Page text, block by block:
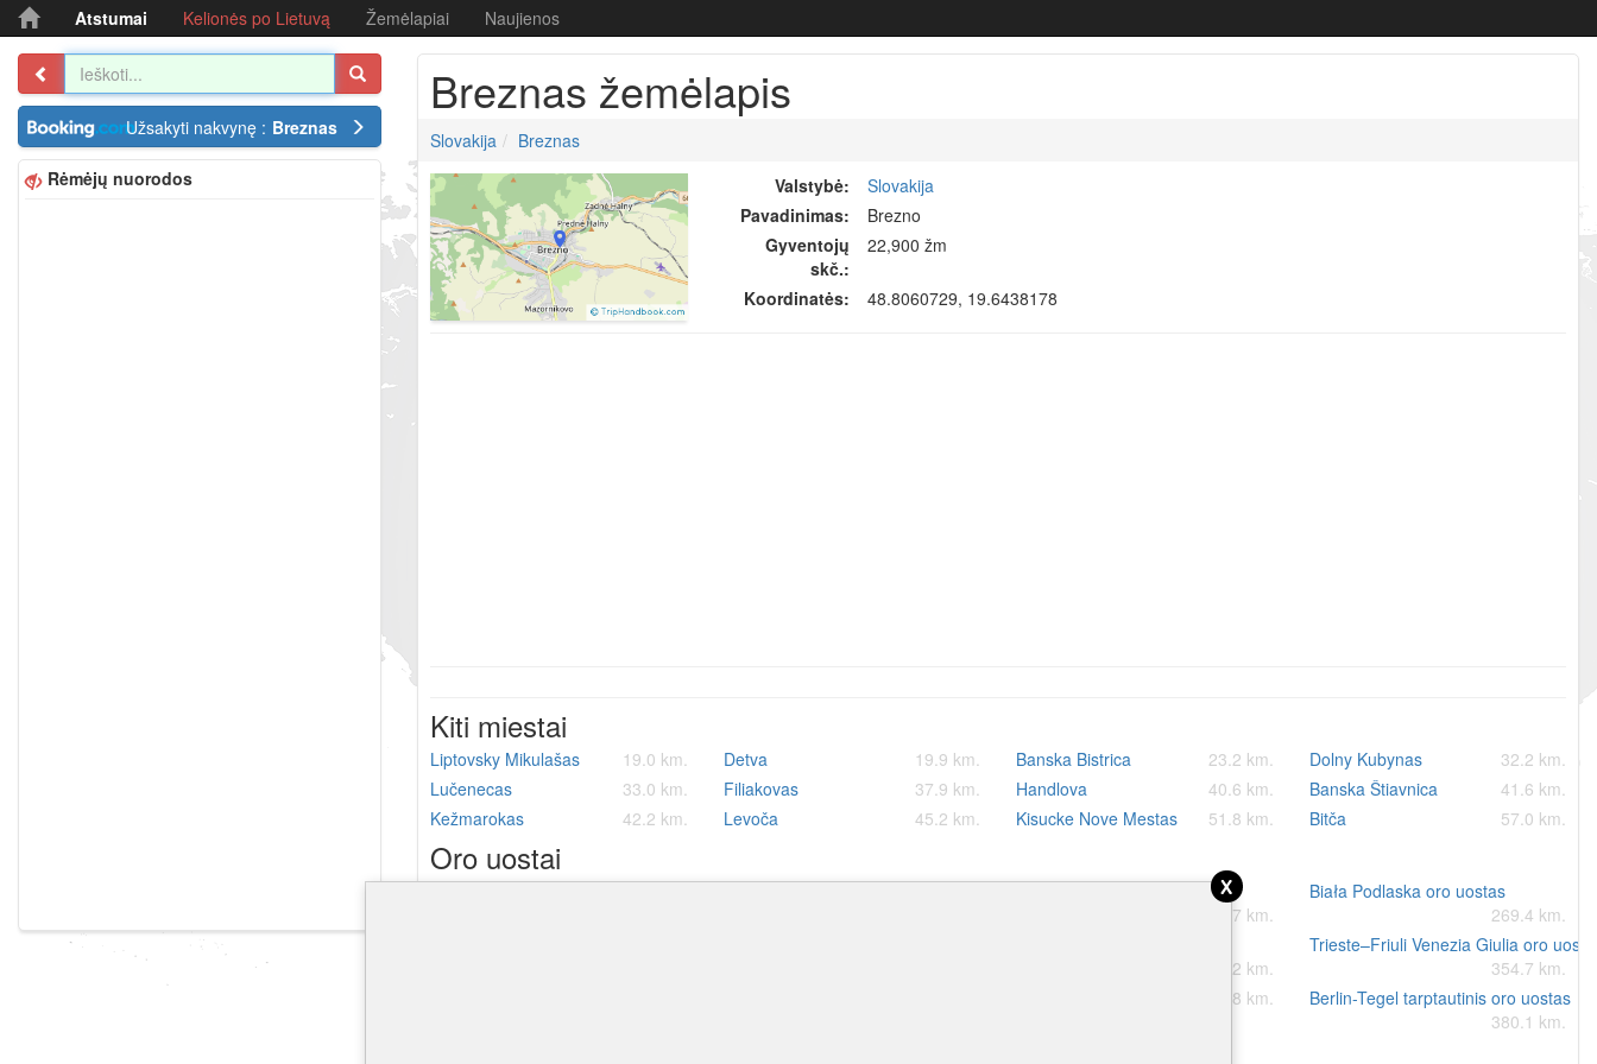
Atstumai Kelionės po Lietuvą Žemėlapiai Naujienos
Užsakyti nakvynę : Breznas
Rėmėjų nuorodos
Breznas žemėlapis
Slovakija
Breznas
Valstybė:
Slovakija
Pavadinimas:
Brezno
Gyventojų
skč.:
22,900 žm
Koordinatės: 48.8060729, 19.6438178
Kiti miestai
Liptovsky Mikulašas 19.0 km. Detva 19.9 km. Banska Bistrica 23.2 km. Dolny Kubynas
32.2 km.
Lučenecas
33.0 km. Filiakovas 37.9 km. Handlova 40.6 km. Banska Štiavnica
41.6 km.
Kežmarokas
42.2 km. Levoča 45.2 km. Kisucke Nove Mestas 51.8 km. Bitča 57.0 km.
Oro uostai
Košice oro uostas 73.5 km. Kuchyňa aviacijos bazė 118.7 km.
M. R. Štefánik oro uostas
119.7 km.
Biała Podlaska oro uostas
269.4 km.
351.2 km.
Trieste–Friuli Venezia Giulia oro
354.7 km.
368.8 km.
Berlin-Tegel tarptautinis oro uostas
380.1 km.
x